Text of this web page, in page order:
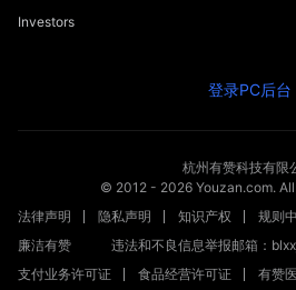
Investors
登录PC后台
杭州有赞科技有限
© 2012 - 2026Youzan.com.
法律声明
隐私声明 知识产权 规则
廉洁有赞
违法和不良信息举报邮箱：
支付业务许可证
食品经营许可证 有赞